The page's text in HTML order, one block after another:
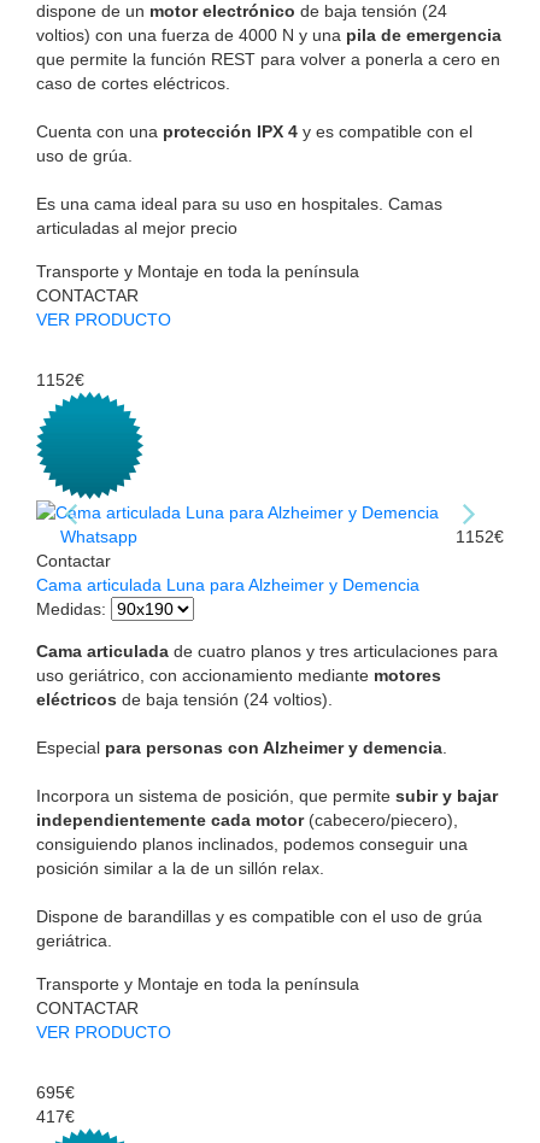
dispone de un motor electrónico de baja tensión (24
voltios) con una fuerza de 4000 N y una pila de emergencia
que permite la función REST para volver a ponerla a cero en
caso de cortes eléctricos.
Cuenta con una protección IPX 4 y es compatible con el
uso de grúa.
Es una cama ideal para su uso en hospitales. Camas
articuladas al mejor precio
Transporte y Montaje en toda la península
CONTACTAR
VER PRODUCTO
1152€
Whatsapp
Contactar
1152€
Cama articulada Luna para Alzheimer y Demencia
Medidas:
Cama articulada de cuatro planos y tres articulaciones para
uso geriátrico, con accionamiento mediante motores
eléctricos de baja tensión (24 voltios).
Especial para personas con Alzheimer y demencia.
Incorpora un sistema de posición, que permite subir y bajar
independientemente cada motor(cabecero/piecero),
consiguiendo planos inclinados, podemos conseguir una
posición similar a la de un sillón relax.
Dispone de barandillas y es compatible con el uso de grúa
geriátrica.
Transporte y Montaje en toda la península
CONTACTAR
VER PRODUCTO
695€
417€